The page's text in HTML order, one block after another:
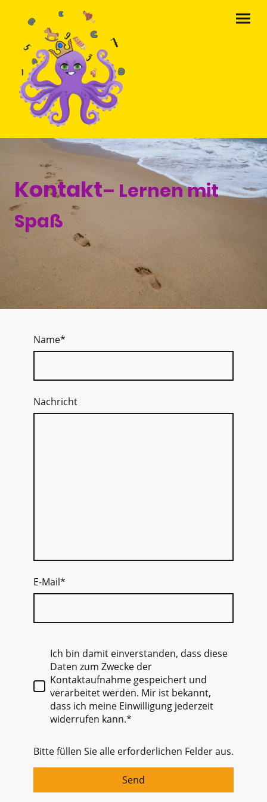
Kontakt– Lernen mit
Spaß
Name*
Nachricht
E-Mail*
Ich bin damit einverstanden, dass diese
Daten zum Zwecke der
Kontaktaufnahme gespeichert und
verarbeitet werden. Mir ist bekannt,
dass ich meine Einwilligung jederzeit
widerrufen kann.*
Bitte füllen Sie alle erforderlichen Felder aus.
Send